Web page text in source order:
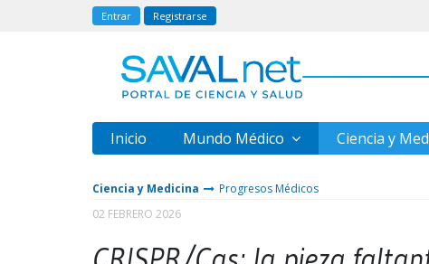
Entrar Registrarse
Inicio Mundo Médico Ciencia y
Ciencia y Medicina
Progresos Médicos
02 FEBRERO 2026